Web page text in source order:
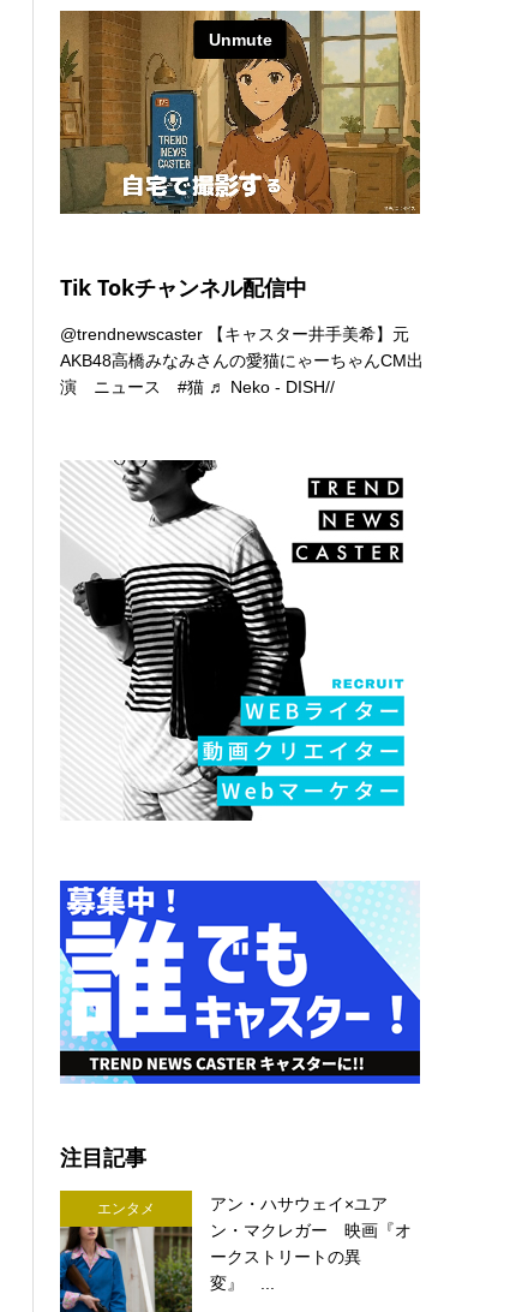
Tik Tokチャンネル配信中
@trendnewscaster 【キャスター井手美希】元
AKB48高橋みなみさんの愛猫にゃーちゃんCM出
演 ニュース#猫 ♬ Neko - DISH//
注目記事
エンタメ
アン・ハサウェイ×ユア
ン・マクレガー 映画『オ
ークストリートの異
変』 ...